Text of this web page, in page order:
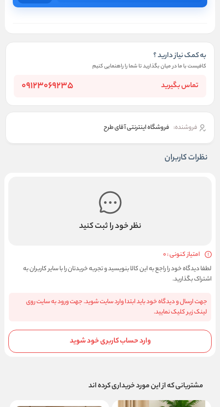
به کمک نیاز دارید ؟
کافیست با ما در میان بگذارید تا شما را راهنمایی کنیم
تماس بگیرید 09123069235
فروشنده: فروشگاه اینترنتی آقای طرح
نظرات کاربران
نظر خود را ثبت کنید
امتیاز کنونی : 0
لطفا دیدگاه خود را راجع به این کالا بنویسید و تجربه خریدتان را با سایر کاربران به
اشتراک بگذارید.
جهت ارسال و دیدگاه خود باید ابتدا وارد سایت شوید. جهت ورود به سایت روی
لینک زیر کلیک نمایید.
وارد حساب کاربری خود شوید
مشتریانی که از این مورد خریداری کرده اند